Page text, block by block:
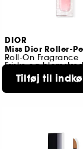
DIOR
Miss Dior Roller-
Roll-On Fragrance
Friske og
2590
459,00 KR
Tilføj til